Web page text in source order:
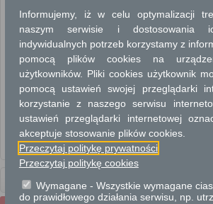
leśnego od osób fizycznych i prawnych.
Ustalenie/określenie/korekta zobowiązania
nieruchomości od osób fizycznych i prawnych.
środków transportowych od osób fizycznych i
Ustalenie/określenie/korekta zobowiązania
rolnego od osób fizycznych i prawnych.
Uzyskanie ulgi w podatkach i opłatach lokalnych
Wydawanie zaświadczenia w sprawach podatkowych
Zwrot podatku akcyzowego zawartego w cenie oleju
wykorzystywanego do produkcji rolnej
urzędów
Informujemy, iż w celu optymalizacji
naszym serwisie i dostosowania
indywidualnych potrzeb korzystamy z
pomocą plików cookies na
użytkowników. Pliki cookies użytkownik
pomocą ustawień swojej przeglądarki
korzystanie z naszego serwisu
ustawień przeglądarki internetowej
akceptuje stosowanie plików cookies.
Przeczytaj politykę prywatności
Przeczytaj politykę cookies
Wymagane - Wszystkie wymagane
do prawidłowego działania serwisu, np.